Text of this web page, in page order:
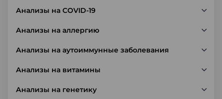
Анализы на COVID-19
Анализы на аллергию
Анализы на аутоиммунные заболевания
Анализы на витамины
Анализы на генетику